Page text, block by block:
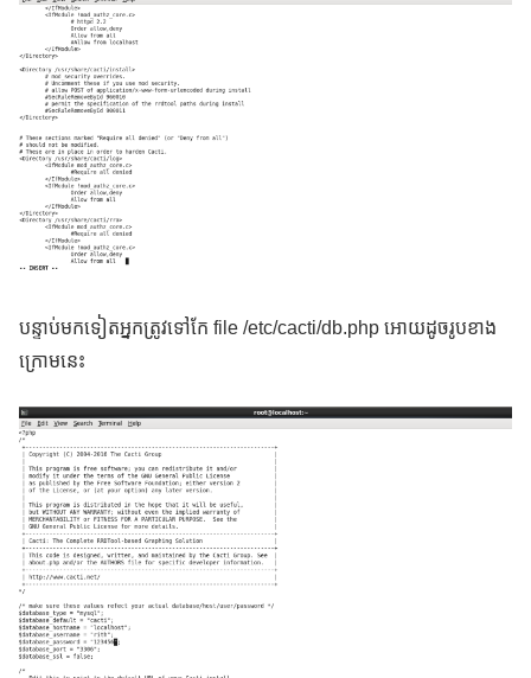
បន្ទាប់មកទៀតអ្នកត្រូវទៅកែ file /etc/cacti/db.php អោយដូចរូបខាង
ក្រោមនេះ